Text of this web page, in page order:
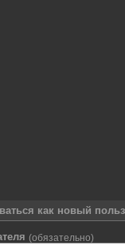
как новый
(обязательно)